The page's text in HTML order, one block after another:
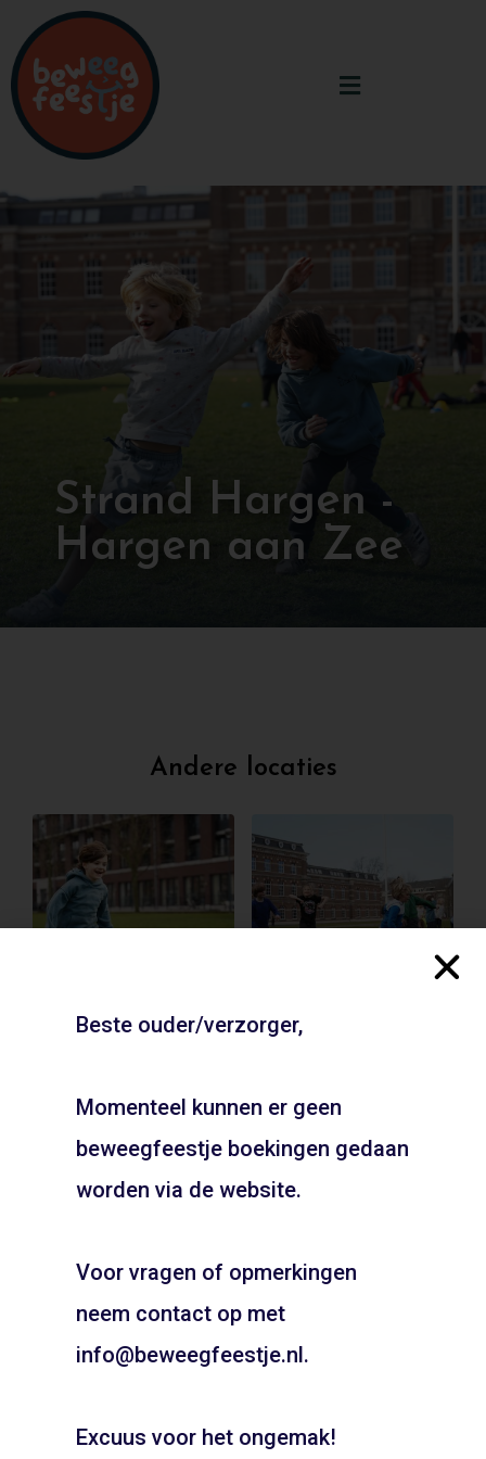
Strand Hargen -
Hargen aan Zee
Andere locaties
ADD TO CART
Haarlemmerhout –
MHC Alliance
JOUW FEESTJE IN
SINTERKLAAS OF KERST
Pietentraining, Pakjes bezorgen? Het kan allemaal!
06 21 89 71 85
Beste ouder/verzorger,
Momenteel kunnen er geen
beweegfeestje boekingen gedaan
worden via de website.
Voor vragen of opmerkingen
neem contact op met
info@beweegfeestje.nl.
Excuus voor het ongemak!